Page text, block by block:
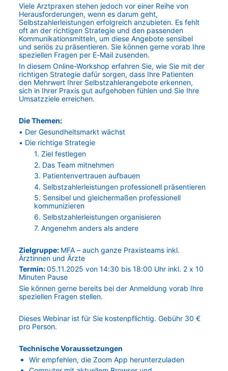
Viele Arztpraxen stehen jedoch vor einer Reihe von
Herausforderungen, wenn es darum geht,
Selbstzahlerleistungen erfolgreich anzubieten. Es fehlt
oft an der richtigen Strategie und den passenden
Kommunikationsmitteln, um diese Angebote sensibel
und seriös zu präsentieren. Sie können gerne vorab Ihre
speziellen Fragen per E-Mail zusenden.
In diesem Online-Workshop erfahren Sie, wie Sie mit der
richtigen Strategie dafür sorgen, dass Ihre Patienten
den Mehrwert Ihrer Selbstzahlerangebote erkennen,
sich in Ihrer Praxis gut aufgehoben fühlen und Sie Ihre
Umsatzziele erreichen.
Die Themen:
• Der Gesundheitsmarkt wächst
• Die richtige Strategie
1. Ziel festlegen
2. Das Team mitnehmen
3. Patientenvertrauen aufbauen
4. Selbstzahlerleistungen professionell präsentieren
5. Sensibel und gleichermaßen professionell
kommunizieren
6. Selbstzahlerleistungen organisieren
7. Angenehm anders als andere
Zielgruppe: MFA – auch ganze Praxisteams inkl.
Ärztinnen und Ärzte
Termin: 05.11.2025 von 14:30 bis 18:00 Uhr inkl. 2 x 10
Minuten Pause
Sie können gerne bereits bei der Anmeldung vorab Ihre
speziellen Fragen stellen.
Dieses Webinar ist für Sie kostenpflichtig. Gebühr 30 €
pro Person.
Technische Voraussetzungen
Wir empfehlen, die Zoom App herunterzuladen